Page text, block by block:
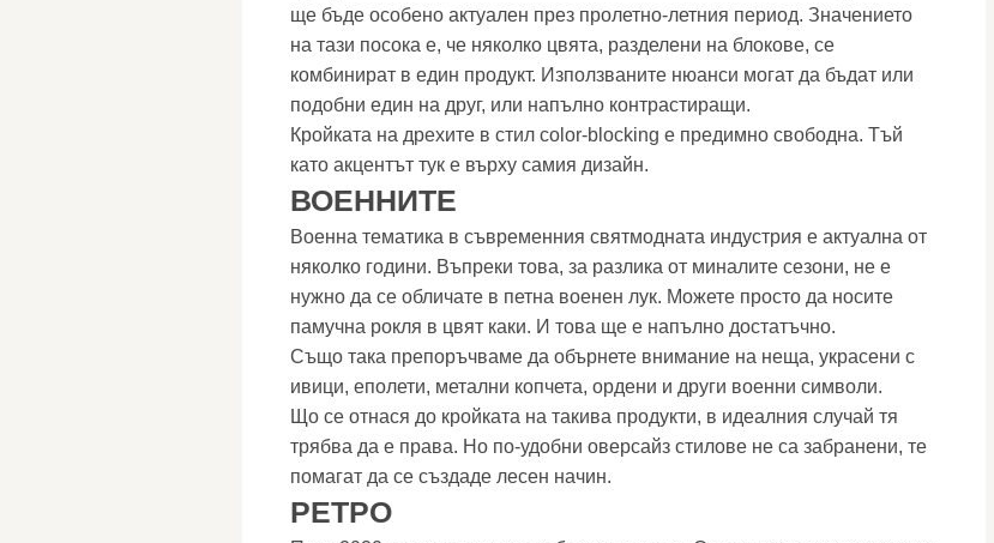
ще бъде особено актуален през пролетно-летния период. Значението
на тази посока е, че няколко цвята, разделени на блокове, се
комбинират в един продукт. Използваните нюанси могат да бъдат или
подобни един на друг, или напълно контрастиращи.
Кройката на дрехите в стил color-blocking е предимно свободна. Тъй
като акцентът тук е върху самия дизайн.
ВОЕННИТЕ
Военна тематика в съвременния святмодната индустрия е актуална от
няколко години. Въпреки това, за разлика от миналите сезони, не е
нужно да се обличате в петна военен лук. Можете просто да носите
памучна рокля в цвят каки. И това ще е напълно достатъчно.
Също така препоръчваме да обърнете внимание на неща, украсени с
ивици, еполети, метални копчета, ордени и други военни символи.
Що се отнася до кройката на такива продукти, в идеалния случай тя
трябва да е права. Но по-удобни оверсайз стилове не са забранени, те
помагат да се създаде лесен начин.
РЕТРО